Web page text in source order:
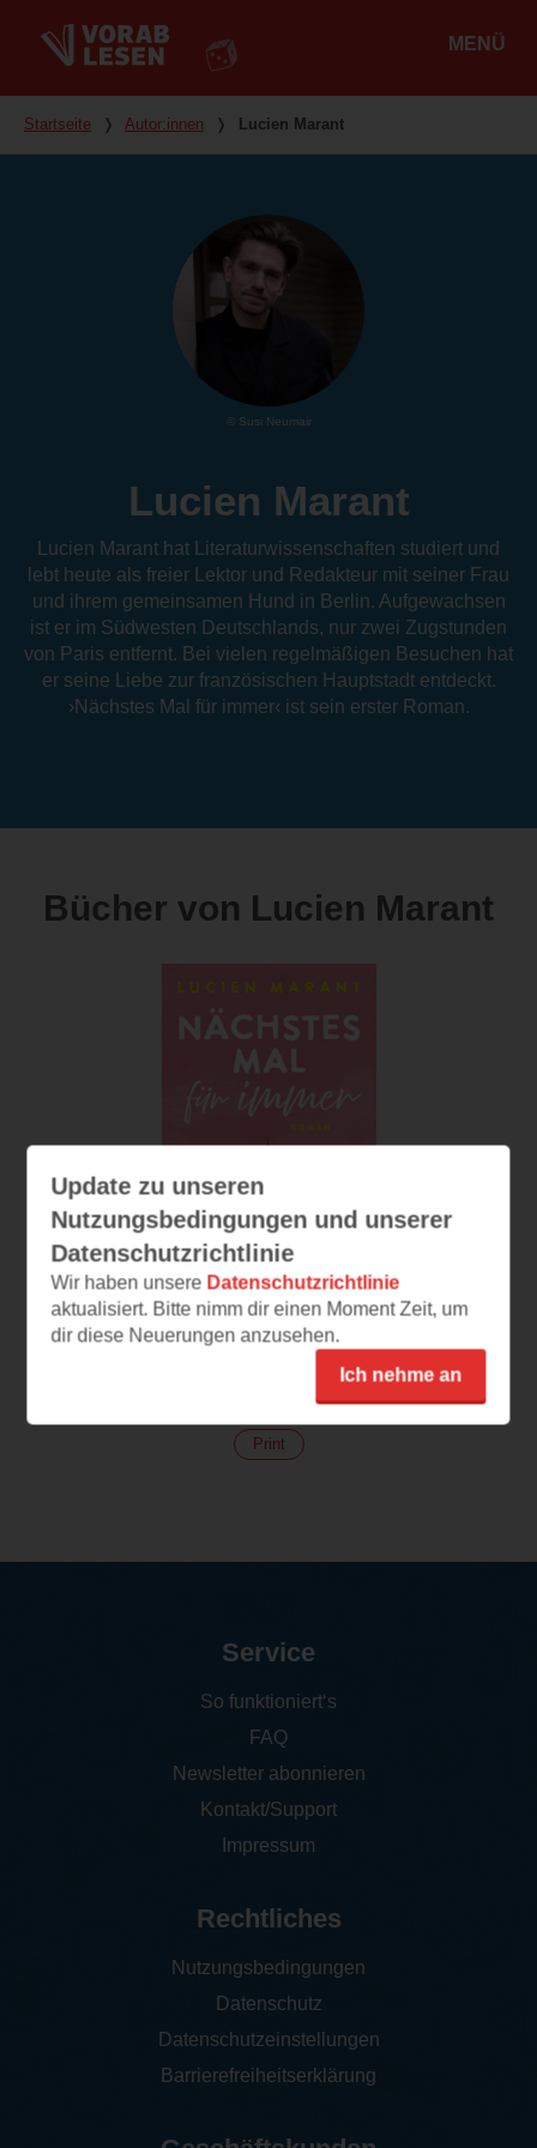
MENÜ
Du bist hier
Startseite ❭ Autor:innen ❭ Lucien Marant
© Susi Neumair
Lucien Marant
Lucien Marant hat Literaturwissenschaften studiert und
lebt heute als freier Lektor und Redakteur mit seiner Frau
und ihrem gemeinsamen Hund in Berlin. Aufgewachsen
ist er im Südwesten Deutschlands, nur zwei Zugstunden
von Paris entfernt. Bei vielen regelmäßigen Besuchen hat
er seine Liebe zur französischen Hauptstadt entdeckt.
›Nächstes Mal für immer‹ ist sein erster Roman.
Bücher von Lucien Marant
Nächstes Mal für
(342)
Print
Update zu unseren
Nutzungsbedingungen und unserer
Datenschutzrichtlinie
Wir haben unsere Datenschutzrichtlinie
aktualisiert. Bitte nimm dir einen Moment Zeit, um
dir diese Neuerungen anzusehen.
Ich nehme an
Service
So funktioniert‘s
FAQ
Newsletter abonnieren
Kontakt/Support
Impressum
Rechtliches
Nutzungsbedingungen
Datenschutz
Datenschutzeinstellungen
Barrierefreiheitserklärung